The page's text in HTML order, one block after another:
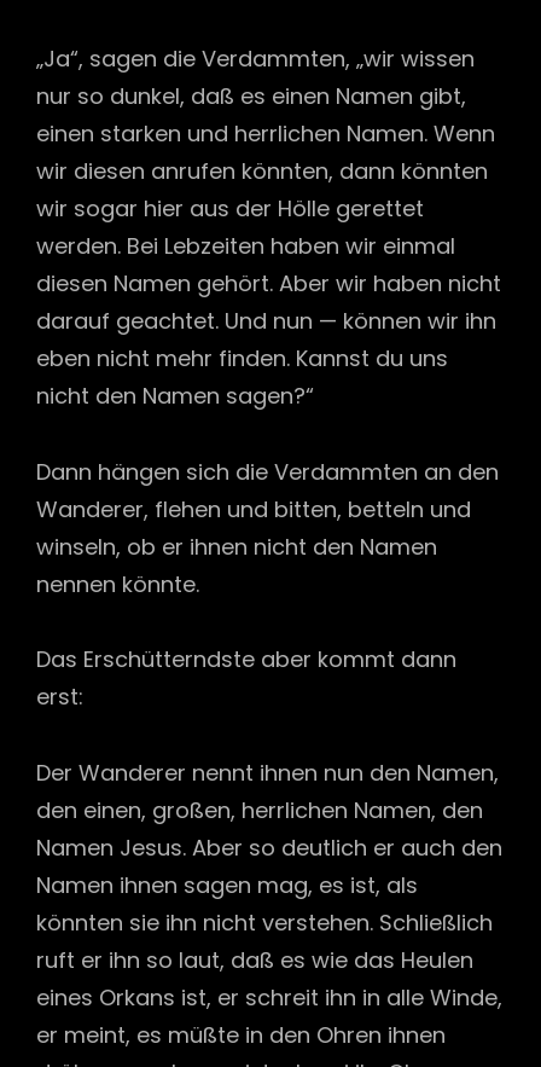
„Ja“, sagen die Verdammten, „wir wissen
nur so dunkel, daß es einen Namen gibt,
einen starken und herrlichen Namen. Wenn
wir diesen anrufen könnten, dann könnten
wir sogar hier aus der Hölle gerettet
werden. Bei Lebzeiten haben wir einmal
diesen Namen gehört. Aber wir haben nicht
darauf ge­achtet. Und nun — können wir ihn
eben nicht mehr finden. Kannst du uns
nicht den Namen sagen?“
Dann hängen sich die Verdammten an den
Wanderer, flehen und bitten, betteln und
winseln, ob er ihnen nicht den Namen
nennen könnte.
Das Erschütterndste aber kommt dann
erst:
Der Wanderer nennt ihnen nun den Namen,
den einen, gro­ßen, herrlichen Namen, den
Namen Jesus. Aber so deutlich er auch den
Namen ihnen sagen mag, es ist, als
könnten sie ihn nicht verstehen. Schließlich
ruft er ihn so laut, daß es wie das Heulen
eines Orkans ist, er schreit ihn in alle Winde,
er meint, es müßte in den Ohren ihnen